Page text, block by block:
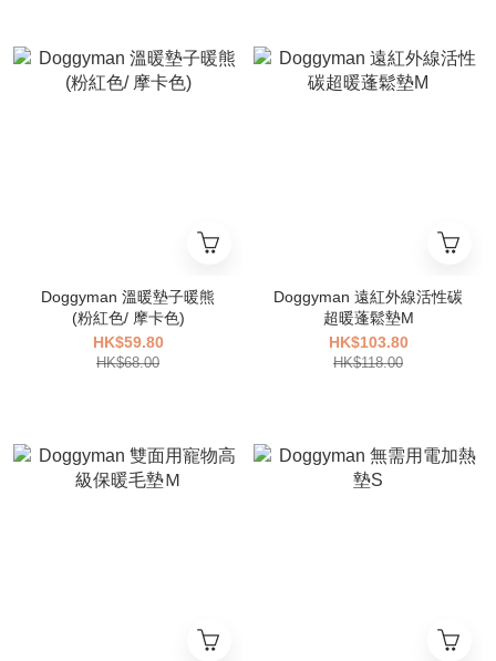
Doggyman 溫暖墊子暖熊
(粉紅色/ 摩卡色)
HK$59.80
HK$68.00
Doggyman 遠紅外線活性碳
超暖蓬鬆墊M
HK$103.80
HK$118.00